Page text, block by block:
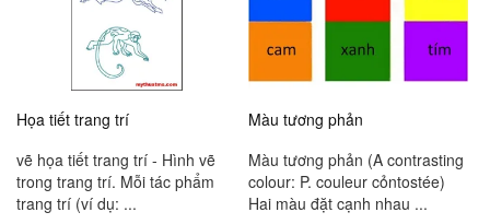
Họa tiết trang trí
vẽ họa tiết trang trí - Hình vẽ
trong trang trí. Mỗi tác phẩm
trang trí (ví dụ: ...
Màu tương phản
Màu tương phản (A contrasting
colour: P. couleur cỏntostée)
Hai màu đặt cạnh nhau ...